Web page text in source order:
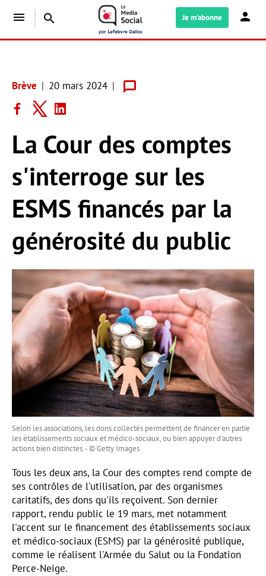
menu search Je m'abonne
Brève 20 mars 2024
La Cour des comptes
s'interroge sur les
ESMS financés par la
générosité du public
Selon les associations, les dons collectés permettent de financer en partie
les établissements sociaux et médico-sociaux, ou bien appuyer d'autres
actions bien distinctes. - © Getty Images
Tous les deux ans, la Cour des comptes rend compte de
ses contrôles de l'utilisation, par des organismes
caritatifs, des dons qu'ils reçoivent. Son dernier
rapport, rendu public le 19 mars, met notamment
l'accent sur le financement des établissements sociaux
et médico-sociaux (ESMS) par la générosité publique,
comme le réalisent l'Armée du Salut ou la Fondation
Perce-Neige.